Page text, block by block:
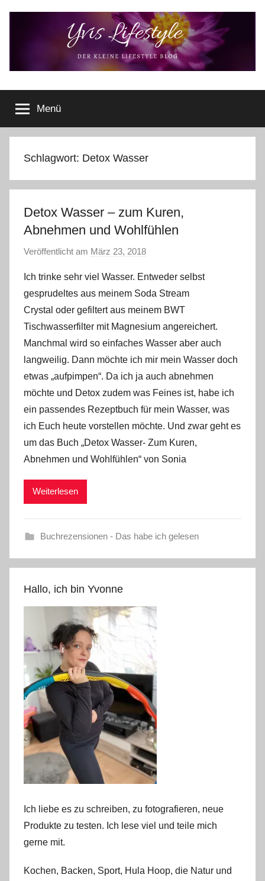
Yvis
Lifestyle
Lifestyle
Blog
–
Lifestyle,
Produkttests
vieles
mehr
Menü
Schlagwort: Detox Wasser
Detox Wasser – zum Kuren,
Abnehmen und Wohlfühlen
Veröffentlicht am März 23, 2018
n
Y
v
o
n
n
e
Ich trinke sehr viel Wasser. Entweder selbst
gesprudeltes aus meinem Soda Stream
Crystal oder gefiltert aus meinem BWT
Tischwasserfilter mit Magnesium angereichert.
Manchmal wird so einfaches Wasser aber auch
langweilig. Dann möchte ich mir mein Wasser doch
etwas „aufpimpen“. Da ich ja auch abnehmen
möchte und Detox zudem was Feines ist, habe ich
ein passendes Rezeptbuch für mein Wasser, was
ich Euch heute vorstellen möchte. Und zwar geht es
um das Buch „Detox Wasser- Zum Kuren,
Abnehmen und Wohlfühlen“ von Sonia
Weiterlesen
Buchrezensionen - Das habe ich gelesen
Hallo, ich bin Yvonne
Ich liebe es zu schreiben, zu fotografieren, neue
Produkte zu testen. Ich lese viel und teile mich
gerne mit.
Kochen, Backen, Sport, Hula Hoop, die Natur und